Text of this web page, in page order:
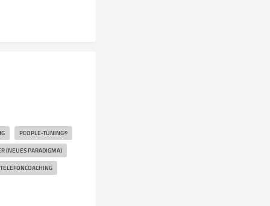
PEOPLE-TUNING®
(NEUES PARADIGMA)
TELEFONCOACHING